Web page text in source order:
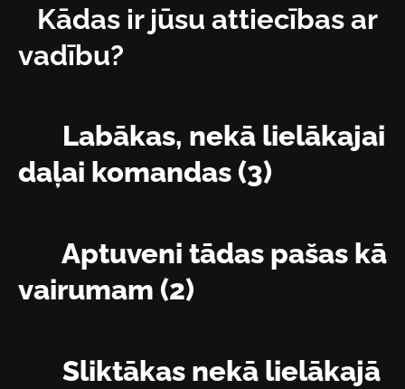
Kādas ir jūsu attiecības ar
vadību?
Labākas, nekā lielākajai
daļai komandas (3)
Aptuveni tādas pašas kā
vairumam (2)
Sliktākas nekā lielākajā